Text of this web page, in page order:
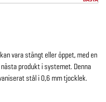
vara stängt eller öppet, med en
produkt i systemet. Denna
stål i 0,6 mm tjocklek.